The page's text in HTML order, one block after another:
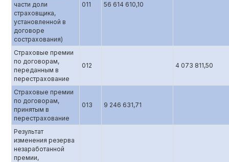
части доли
страховщика,
установленной в
договоре
сострахования)
011 56 614 610,10
Страховые премии
по договорам,
переданным в
перестрахование
012 4 073 811,50
Страховые премии
по договорам,
принятым в
перестрахование
013 9 246 631,71
Результат
изменения резерва
незаработанной
премии,